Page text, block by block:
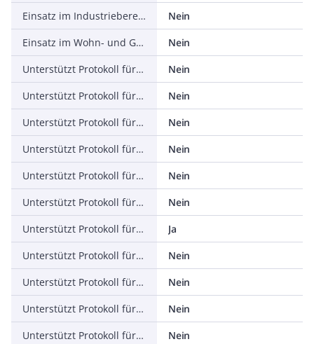
Einsatz im Industriebereich zulässig
Nein
Einsatz im Wohn- und Gewerbebereich zulässig
Nein
Unterstützt Protokoll für TCP/IP
Nein
Unterstützt Protokoll für PROFIBUS
Nein
Unterstützt Protokoll für CAN
Nein
Unterstützt Protokoll für INTERBUS
Nein
Unterstützt Protokoll für ASI
Nein
Unterstützt Protokoll für KNX
Nein
Unterstützt Protokoll für Modbus
Ja
Unterstützt Protokoll für Data-Highway
Nein
Unterstützt Protokoll für DeviceNet
Nein
Unterstützt Protokoll für SUCONET
Nein
Unterstützt Protokoll für LON
Nein